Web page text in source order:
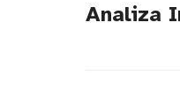
Analiza